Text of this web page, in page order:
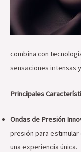
combina con
sensaciones intensas
Principales
Ondas de Presión
presión para
una experiencia única.